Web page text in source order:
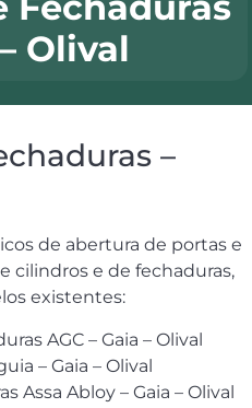
Olival
–
de abertura de portas e
cilindros e de fechaduras,
existentes:
AGC – Gaia – Olival
– Gaia – Olival
Assa Abloy – Gaia – Olival